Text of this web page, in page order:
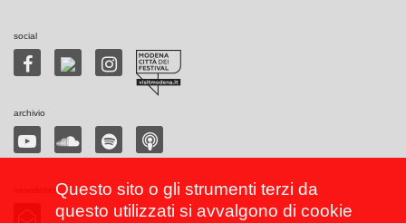
social
archivio
Questo sito o gli strumenti terzi da
questo utilizzati si avvalgono di cookie